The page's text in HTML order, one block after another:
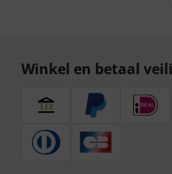
Winkel en betaal